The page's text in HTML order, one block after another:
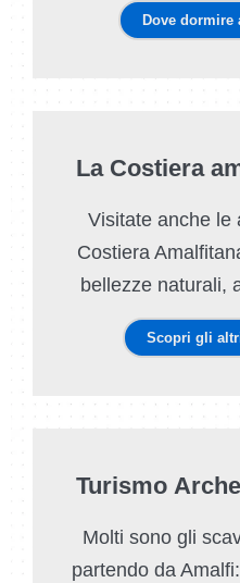
Dove dormire
La Costiera
Visitate anche le
Costiera
bellezze naturali,
Scopri gli
Turismo
Molti sono gli
partendo da